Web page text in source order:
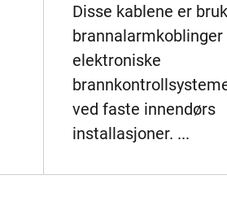
Disse kablene er
brannalarmkoblinger
elektroniske
ved faste innendørs
installasjoner. ...